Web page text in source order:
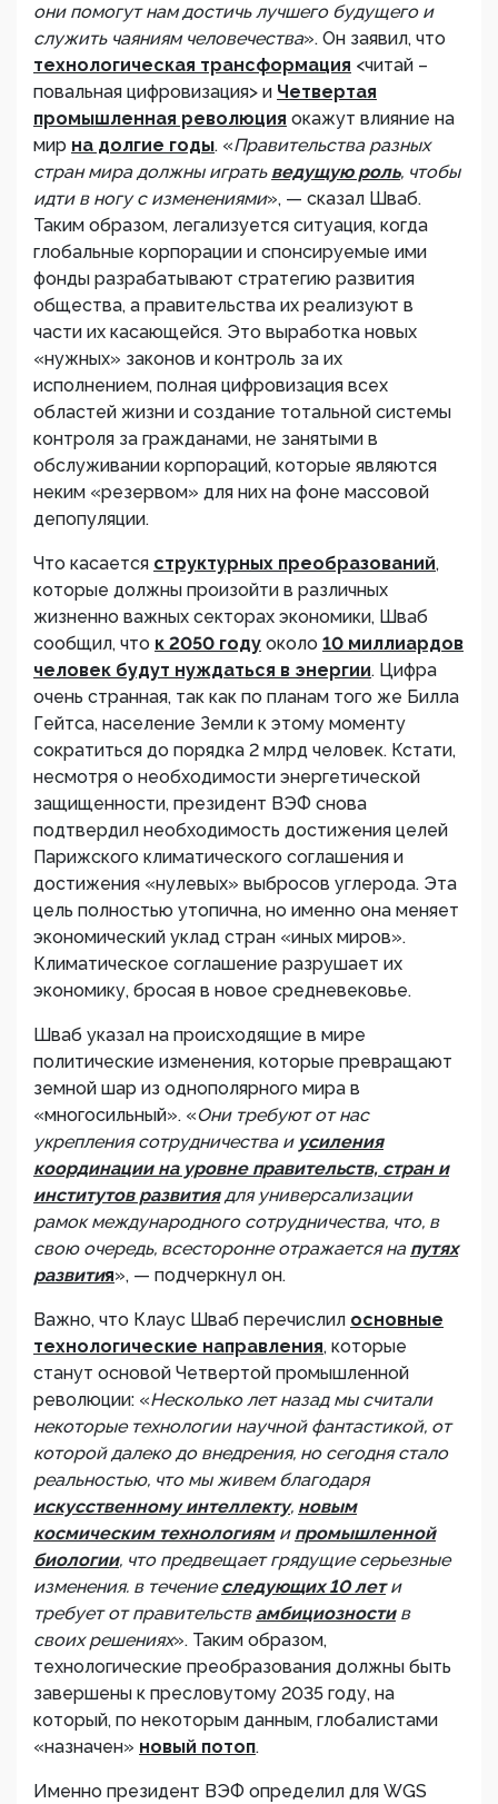
они помогут нам достичь лучшего будущего и
служить чаяниям человечества». Он заявил, что
технологическая трансформация <читай –
повальная цифровизация> и Четвертая
промышленная революция окажут влияние на
мир на долгие годы. «Правительства разных
стран мира должны играть ведущую роль, чтобы
идти в ногу с изменениями», — сказал Шваб.
Таким образом, легализуется ситуация, когда
глобальные корпорации и спонсируемые ими
фонды разрабатывают стратегию развития
общества, а правительства их реализуют в
части их касающейся. Это выработка новых
«нужных» законов и контроль за их
исполнением, полная цифровизация всех
областей жизни и создание тотальной системы
контроля за гражданами, не занятыми в
обслуживании корпораций, которые являются
неким «резервом» для них на фоне массовой
депопуляции.
Что касается структурных преобразований,
которые должны произойти в различных
жизненно важных секторах экономики, Шваб
сообщил, что к 2050 году около 10 миллиардов
человек будут нуждаться в энергии. Цифра
очень странная, так как по планам того же Билла
Гейтса, население Земли к этому моменту
сократиться до порядка 2 млрд человек. Кстати,
несмотря о необходимости энергетической
защищенности, президент ВЭФ снова
подтвердил необходимость достижения целей
Парижского климатического соглашения и
достижения «нулевых» выбросов углерода. Эта
цель полностью утопична, но именно она меняет
экономический уклад стран «иных миров».
Климатическое соглашение разрушает их
экономику, бросая в новое средневековье.
Шваб указал на происходящие в мире
политические изменения, которые превращают
земной шар из однополярного мира в
«многосильный». «Они требуют от нас
укрепления сотрудничества и усиления
координации на уровне правительств, стран и
институтов развитиядля универсализации
рамок международного сотрудничества, что, в
свою очередь, всесторонне отражается на путях
развития», — подчеркнул он.
Важно, что Клаус Шваб перечислил основные
технологические направления, которые
станут основой Четвертой промышленной
революции: «Несколько лет назад мы считали
некоторые технологии научной фантастикой, от
которой далеко до внедрения, но сегодня стало
реальностью, что мы живем благодаря
искусственному интеллекту, новым
космическим технологиями промышленной
биологии, что предвещает грядущие серьезные
изменения. в течениеследующих 10 лети
требует от правительств амбициозностив
своих решениях». Таким образом,
технологические преобразования должны быть
завершены к пресловутому 2035 году, на
который, по некоторым данным, глобалистами
«назначен» новый потоп.
Именно президент ВЭФ определил для WGS